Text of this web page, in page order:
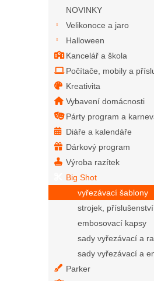
NOVINKY
Velikonoce a jaro
Halloween
Kancelář a škola
Počítače, mobily a
Kreativita
Vybavení domácnosti
Párty program a
Diáře a kalendáře
Dárkový program
Výroba razítek
Big Shot
vyřezávací šablony
strojek, příslušenství
embosovací kapsy
sady vyřezávací a
sady vyřezávací a
Parker